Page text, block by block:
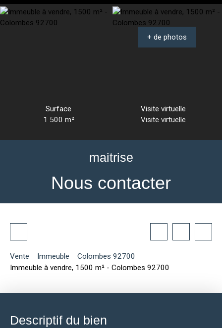
+ de photos
Surface
1 500 m²
Visite virtuelle
Visite virtuelle
maitrise
Nous contacter
Vente Immeuble
Colombes 92700
Immeuble à vendre, 1500 m² - Colombes 92700
Descriptif du bien